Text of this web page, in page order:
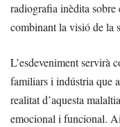
radiografia inèdita sobre
combinant la visió de la
L’esdeveniment servirà
familiars i indústria que
realitat d’aquesta
emocional i funcional.